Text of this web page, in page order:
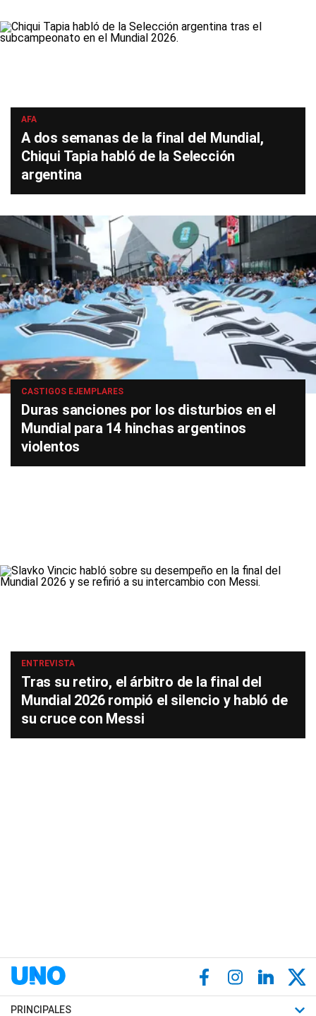
AFA
A dos semanas de la final del Mundial,
Chiqui Tapia habló de la Selección
argentina
CASTIGOS EJEMPLARES
Duras sanciones por los disturbios en el
Mundial para 14 hinchas argentinos
violentos
ENTREVISTA
Tras su retiro, el árbitro de la final del
Mundial 2026 rompió el silencio y habló de
su cruce con Messi
PRINCIPALES